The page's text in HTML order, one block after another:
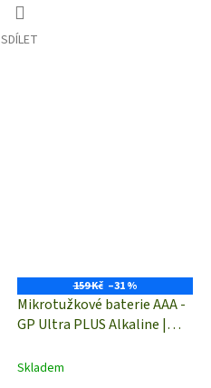
SDÍLET
159 Kč –31 %
Mikrotužkové baterie AAA -
GP Ultra PLUS Alkaline |
Skladem